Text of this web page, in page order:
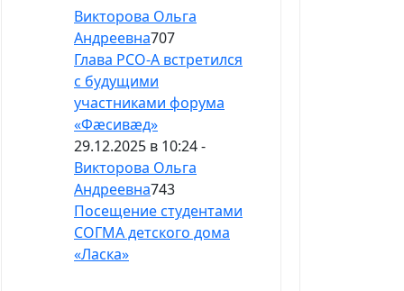
Викторова Ольга
Андреевна707
Глава РСО-А встретился
с будущими
участниками форума
«Фæсивæд»
29.12.2025 в 10:24 -
Викторова Ольга
Андреевна743
Посещение студентами
СОГМА детского дома
«Ласка»